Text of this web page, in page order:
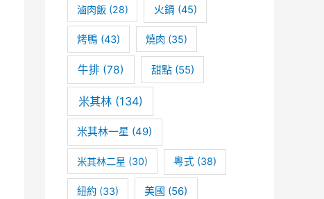
滷肉飯 (28) 火鍋 (45)
烤鴨 (43) 燒肉 (35)
牛排 (78) 甜點(55)
米其林(134)
米其林一星 (49)
米其林二星 (30) 粵式 (38)
紐約(33) 美國 (56)